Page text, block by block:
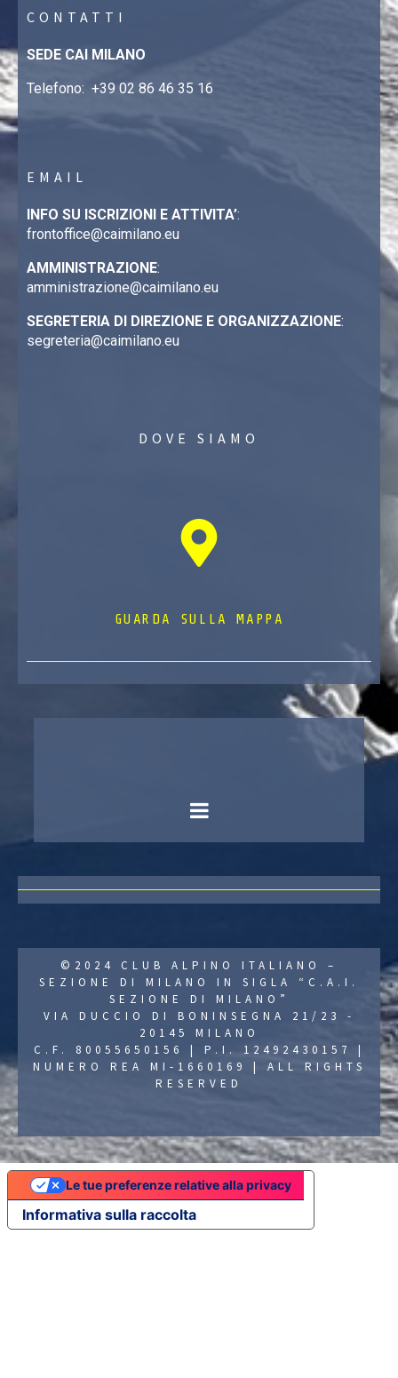
CONTATTI
SEDE CAI MILANO
Telefono: +39 02 86 46 35 16
EMAIL
INFO SU ISCRIZIONI E ATTIVITA’:
frontoffice@caimilano.eu
AMMINISTRAZIONE:
amministrazione@caimilano.eu
SEGRETERIA DI DIREZIONE E ORGANIZZAZIONE:
segreteria@caimilano.eu
DOVE SIAMO
GUARDA SULLA MAPPA
©2024 CLUB ALPINO ITALIANO –
SEZIONE DI MILANO IN SIGLA “C.A.I.
SEZIONE DI MILANO”
VIA DUCCIO DI BONINSEGNA 21/23 -
20145 MILANO
C.F. 80055650156 | P.I. 12492430157 |
NUMERO REA MI-1660169 | ALL RIGHTS
RESERVED
Informativa sulla raccolta
Le tue preferenze relative alla privacy